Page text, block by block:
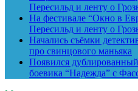
Пересильд и ленту о
На фестивале “Окно в
Пересильд и ленту о
Начались съёмки
про свинцового маньяка
Появился
боевика “Надежда” с